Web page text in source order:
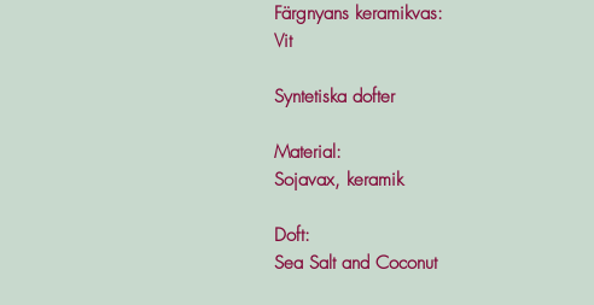
Färgnyans keramikvas:
Vit
Syntetiska dofter
Material:
Sojavax, keramik
Doft:
Sea Salt and Coconut